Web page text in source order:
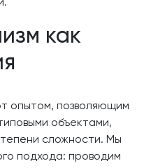
как
опытом, позволяющим
объектами,
сложности. Мы
подхода: проводим